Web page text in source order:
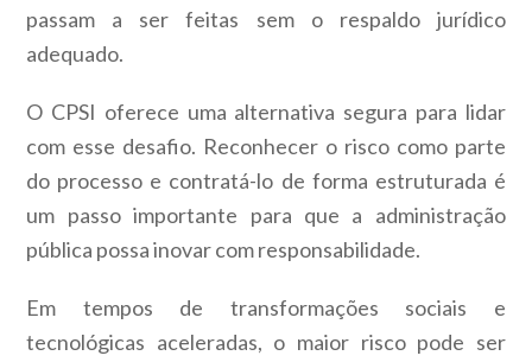
passam a ser feitas sem o respaldo jurídico
adequado.
O CPSI oferece uma alternativa segura para lidar
com esse desafio. Reconhecer o risco como parte
do processo e contratá-lo de forma estruturada é
um passo importante para que a administração
pública possa inovar com responsabilidade.
Em tempos de transformações sociais e
tecnológicas aceleradas, o maior risco pode ser